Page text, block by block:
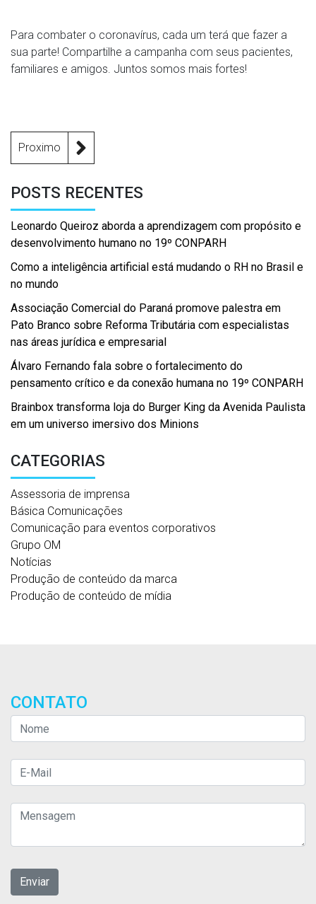
Para combater o coronavírus, cada um terá que fazer a
sua parte! Compartilhe a campanha com seus pacientes,
familiares e amigos. Juntos somos mais fortes!
Proximo
POSTS RECENTES
Leonardo Queiroz aborda a aprendizagem com propósito e
desenvolvimento humano no 19º CONPARH
Como a inteligência artificial está mudando o RH no Brasil e
no mundo
Associação Comercial do Paraná promove palestra em
Pato Branco sobre Reforma Tributária com especialistas
nas áreas jurídica e empresarial
Álvaro Fernando fala sobre o fortalecimento do
pensamento crítico e da conexão humana no 19º CONPARH
Brainbox transforma loja do Burger King da Avenida Paulista
em um universo imersivo dos Minions
CATEGORIAS
Assessoria de imprensa
Básica Comunicações
Comunicação para eventos corporativos
Grupo OM
Notícias
Produção de conteúdo da marca
Produção de conteúdo de mídia
CONTATO